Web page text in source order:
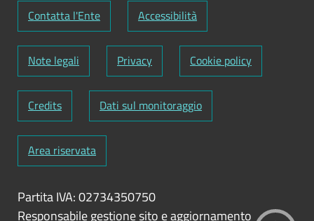
Contatta l'Ente Accessibilità
Note legali Privacy Cookie policy
Credits Dati sul monitoraggio
Area riservata
Partita IVA: 02734350750
Responsabile gestione sito e aggiornamento